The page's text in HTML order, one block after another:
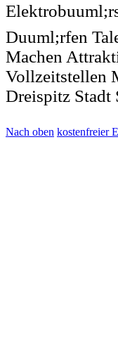
Duuml;rfen
Machen
Vollzeitstellen
Dreispitz Stadt
Nach oben kostenfreier